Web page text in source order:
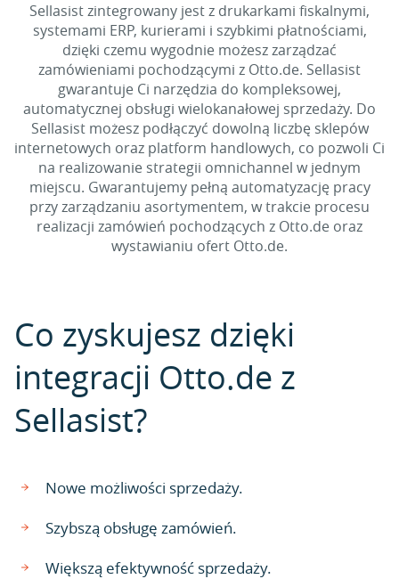
Sellasist zintegrowany jest z drukarkami fiskalnymi,
systemami ERP, kurierami i szybkimi płatnościami,
dzięki czemu wygodnie możesz zarządzać
zamówieniami pochodzącymi z Otto.de. Sellasist
gwarantuje Ci narzędzia do kompleksowej,
automatycznej obsługi wielokanałowej sprzedaży. Do
Sellasist możesz podłączyć dowolną liczbę sklepów
internetowych oraz platform handlowych, co pozwoli Ci
na realizowanie strategii omnichannel w jednym
miejscu. Gwarantujemy pełną automatyzację pracy
przy zarządzaniu asortymentem, w trakcie procesu
realizacji zamówień pochodzących z Otto.de oraz
wystawianiu ofert Otto.de.
Co zyskujesz dzięki
integracji Otto.de z
Sellasist?
Nowe możliwości sprzedaży.
Szybszą obsługę zamówień.
Większą efektywność sprzedaży.